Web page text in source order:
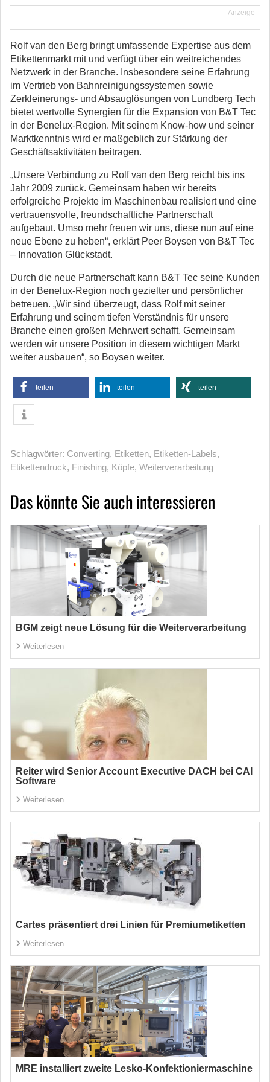
Anzeige
Rolf van den Berg bringt umfassende Expertise aus dem
Etikettenmarkt mit und verfügt über ein weitreichendes
Netzwerk in der Branche. Insbesondere seine Erfahrung
im Vertrieb von Bahnreinigungssystemen sowie
Zerkleinerungs- und Absauglösungen von Lundberg Tech
bietet wertvolle Synergien für die Expansion von B&T Tec
in der Benelux-Region. Mit seinem Know-how und seiner
Marktkenntnis wird er maßgeblich zur Stärkung der
Geschäftsaktivitäten beitragen.
„Unsere Verbindung zu Rolf van den Berg reicht bis ins
Jahr 2009 zurück. Gemeinsam haben wir bereits
erfolgreiche Projekte im Maschinenbau realisiert und eine
vertrauensvolle, freundschaftliche Partnerschaft
aufgebaut. Umso mehr freuen wir uns, diese nun auf eine
neue Ebene zu heben“, erklärt Peer Boysen von B&T Tec
– Innovation Glückstadt.
Durch die neue Partnerschaft kann B&T Tec seine Kunden
in der Benelux-Region noch gezielter und persönlicher
betreuen. „Wir sind überzeugt, dass Rolf mit seiner
Erfahrung und seinem tiefen Verständnis für unsere
Branche einen großen Mehrwert schafft. Gemeinsam
werden wir unsere Position in diesem wichtigen Markt
weiter ausbauen“, so Boysen weiter.
teilen teilen teilen
Schlagwörter: Converting, Etiketten, Etiketten-Labels,
Etikettendruck, Finishing, Köpfe, Weiterverarbeitung
Das könnte Sie auch interessieren
BGM zeigt neue Lösung für die Weiterverarbeitung
Weiterlesen
Reiter wird Senior Account Executive DACH bei CAI
Software
Weiterlesen
Cartes präsentiert drei Linien für Premiumetiketten
Weiterlesen
MRE installiert zweite Lesko-Konfektioniermaschine